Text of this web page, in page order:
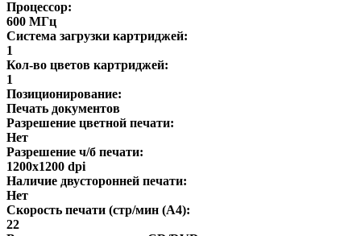
Процессор:
600 МГц
Система загрузки картриджей:
1
Кол-во цветов картриджей:
1
Позиционирование:
Печать документов
Разрешение цветной печати:
Нет
Разрешение ч/б печати:
1200x1200 dpi
Наличие двусторонней печати:
Нет
Скорость печати (стр/мин (A4):
22